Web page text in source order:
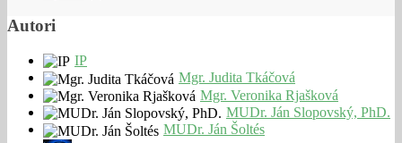
Autori
IP
Mgr. Judita Tkáčová
Mgr. Veronika Rjašková
MUDr. Ján Slopovský, PhD.
MUDr. Ján Šoltés